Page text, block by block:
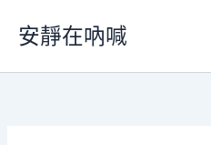
要
安靜在吶喊